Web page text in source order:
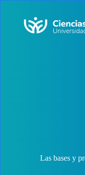
contenido
Las bases y